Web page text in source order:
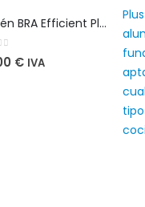
Sartén BRA Efficient Plus 28 cm en aluminio fundido apta para cualquier tipo de cocina
of 5€ IVA